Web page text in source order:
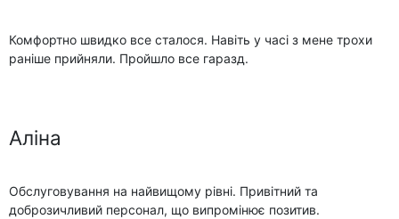
Комфортно швидко все сталося. Навіть у часі з мене трохи
раніше прийняли. Пройшло все гаразд.
Аліна
Обслуговування на найвищому рівні. Привітний та
доброзичливий персонал, що випромінює позитив.